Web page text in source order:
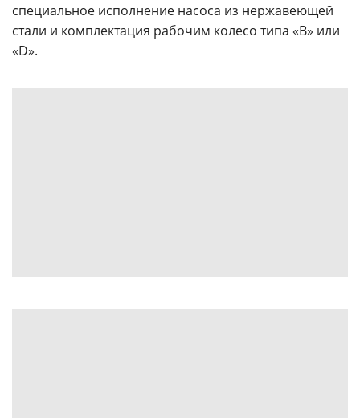
специальное исполнение насоса из нержавеющей
стали и комплектация рабочим колесо типа «В» или
«D».